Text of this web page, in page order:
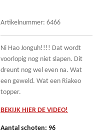
Artikelnummer: 6466
Ni Hao Jonguh!!!! Dat wordt
voorlopig nog niet slapen. Dit
dreunt nog wel even na. Wat
een geweld. Wat een Riakeo
topper.
BEKIJK HIER DE VIDEO!
Aantal schoten: 96